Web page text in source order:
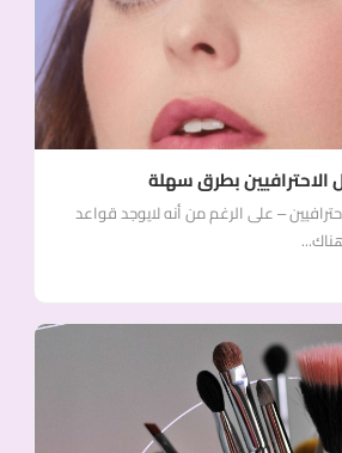
الاحترافيين بطرق سهلة
– على الرغم من أنه لايوجد قواعد